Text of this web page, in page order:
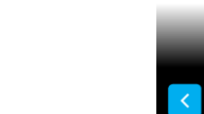
12 súlyos és